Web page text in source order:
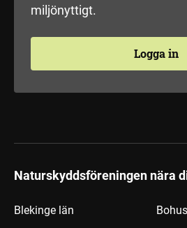
miljönyttigt.
Logga in
Naturskyddsföreningen nära
Blekinge län